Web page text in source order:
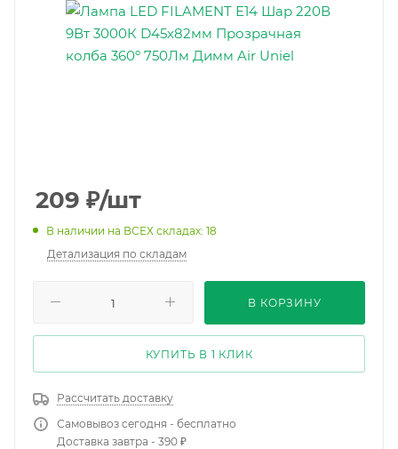
209 ₽/шт
В наличии на ВСЕХ складах: 18
Детализация по складам
В КОРЗИНУ
КУПИТЬ В 1 КЛИК
Рассчитать доставку
Самовывоз сегодня - бесплатно
Доставка завтра - 390 ₽